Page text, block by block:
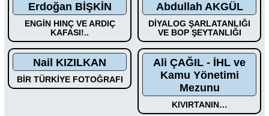
Erdoğan BİŞKİN
ENGİN HINÇ VE ARDIÇ
KAFASI!..
Abdullah AKGÜL
DİYALOG ŞARLATANLIĞI
VE BOP ŞEYTANLIĞI
Nail KIZILKAN
BİR TÜRKİYE FOTOĞRAFI
Ali ÇAĞIL - İHL ve
Kamu Yönetimi
Mezunu
KIVIRTANIN…